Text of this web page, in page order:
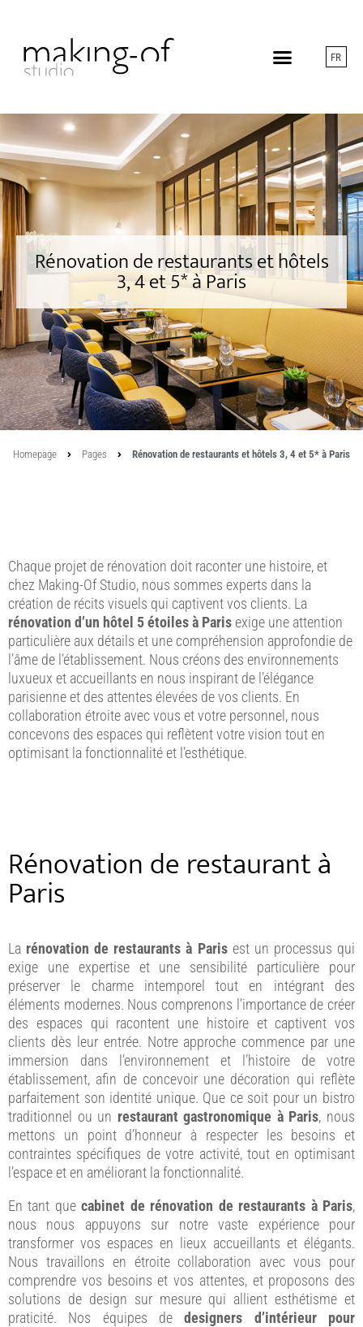
FR
Rénovation de restaurants et hôtels
3, 4 et 5* à Paris
Homepage Pages Rénovation de restaurants et hôtels 3, 4 et 5* à Paris
Chaque projet de rénovation doit raconter une histoire, et
chez Making-Of Studio, nous sommes experts dans la
création de récits visuels qui captivent vos clients. La
rénovation d’un hôtel 5 étoiles à Paris exige une attention
particulière aux détails et une compréhension approfondie de
l’âme de l’établissement. Nous créons des environnements
luxueux et accueillants en nous inspirant de l’élégance
parisienne et des attentes élevées de vos clients. En
collaboration étroite avec vous et votre personnel, nous
concevons des espaces qui reflètent votre vision tout en
optimisant la fonctionnalité et l’esthétique.
Rénovation de restaurant à
Paris
La rénovation de restaurants à Parisest un processus qui
exige une expertise et une sensibilité particulière pour
préserver le charme intemporel tout en intégrant des
éléments modernes. Nous comprenons l’importance de créer
des espaces qui racontent une histoire et captivent vos
clients dès leur entrée. Notre approche commence par une
immersion dans l’environnement et l’histoire de votre
établissement, afin de concevoir une décoration qui reflète
parfaitement son identité unique. Que ce soit pour un bistro
traditionnel ou un restaurant gastronomique à Paris, nous
mettons un point d’honneur à respecter les besoins et
contraintes spécifiques de votre activité, tout en optimisant
l’espace et en améliorant la fonctionnalité.
En tant quecabinet de rénovation de restaurants à Paris,
nous nous appuyons sur notre vaste expérience pour
transformer vos espaces en lieux accueillants et élégants.
Nous travaillons en étroite collaboration avec vous pour
comprendre vos besoins et vos attentes, et proposons des
solutions de design sur mesure qui allient esthétisme et
praticité. Nos équipes dedesigners d’intérieur pour